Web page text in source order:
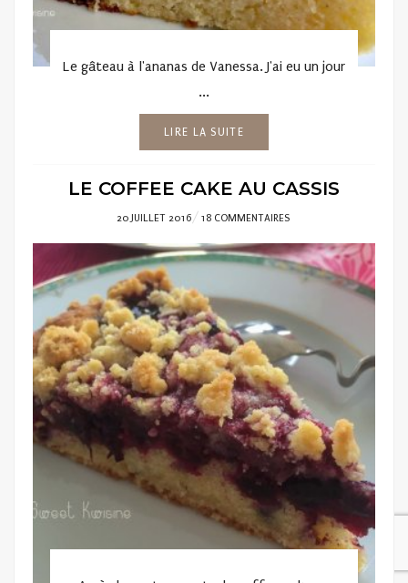
Le gâteau à l'ananas de Vanessa. J'ai eu un jour
...
LIRE LA SUITE
LE COFFEE CAKE AU CASSIS
POSTED
ON
20 JUILLET 2016 18 COMMENTAIRES